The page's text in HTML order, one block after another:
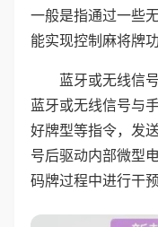
一般是指通过一些
能实现控制麻将牌
蓝牙或无线信
蓝牙或无线信号与
好牌型等指令，发
号后驱动内部微型
码牌过程中进行干